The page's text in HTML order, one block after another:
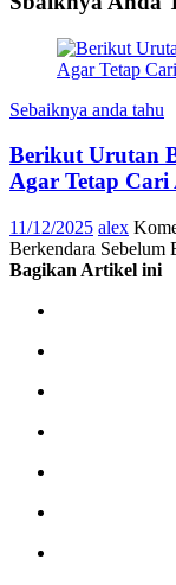
Sebaiknya anda tahu
Berikut Urutan
Agar Tetap
11/12/2025 alex
Berkendara Sebelum
Bagikan Artikel ini